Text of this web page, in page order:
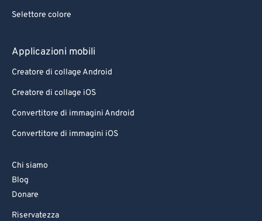
Selettore colore
Applicazioni mobili
Creatore di collage Android
Creatore di collage iOS
Convertitore di immagini Android
Convertitore di immagini iOS
Chi siamo
Blog
Donare
Riservatezza